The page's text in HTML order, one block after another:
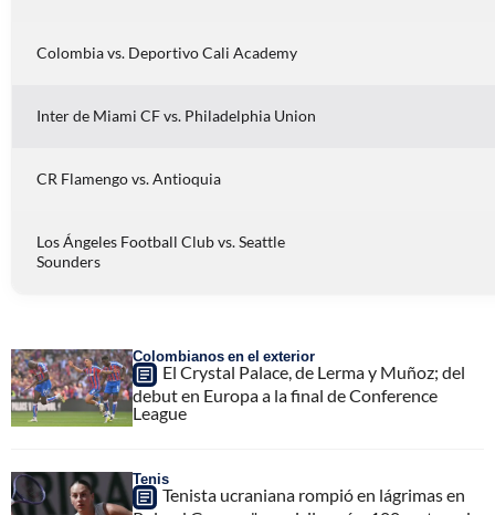
Colombia vs. Deportivo Cali Academy
Inter de Miami CF vs. Philadelphia Union
CR Flamengo vs. Antioquia
Los Ángeles Football Club vs. Seattle
Sounders
Colombianos en el exterior
El Crystal Palace, de Lerma y Muñoz; del
debut en Europa a la final de Conference
League
Tenis
Tenista ucraniana rompió en lágrimas en